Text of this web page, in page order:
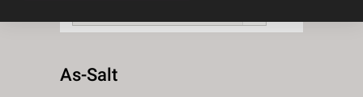
As-Salt